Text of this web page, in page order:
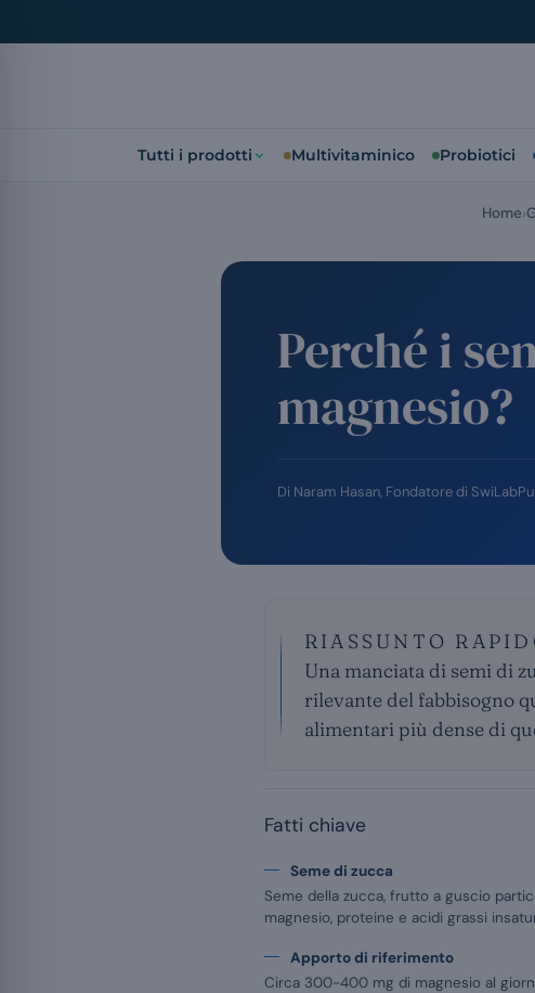
Tutti i prodotti Multivitaminico Probiotici
Perché i
magnesio?
Di Naram Hasan, Fondatore di SwiLab
RIASSUNTO
Una manciata di semi di
rilevante del fabbisogno
alimentari più dense di
Fatti chiave
Seme di zucca
Seme della zucca, frutto a guscio
magnesio, proteine e acidi grassi
Apporto di riferimento
Circa 300-400 mg di magnesio al
Home